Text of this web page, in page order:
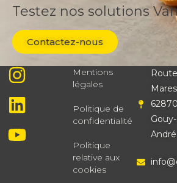
Testez nos solutions
Contactez-nous
62870
André
Mentions
légales
Politique de
confidentialité
Politique
relative aux
cookies